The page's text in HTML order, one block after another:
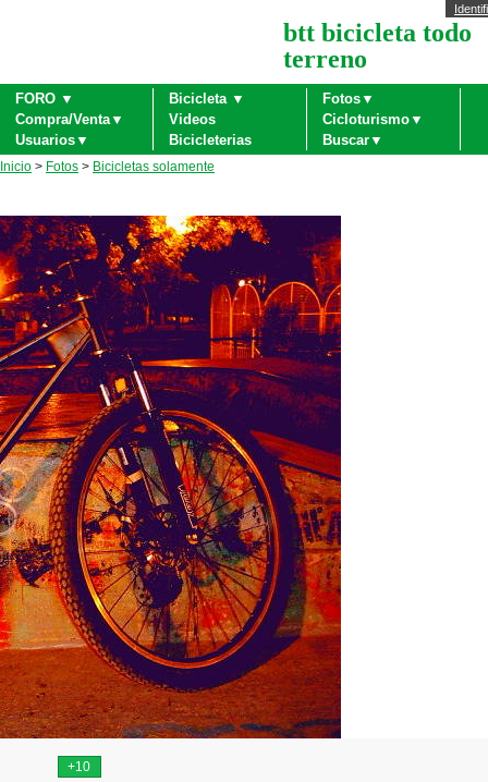
btt bicicleta todo
terreno
FORO ▼ Bicicleta ▼
Fotos▼
Compra/Venta▼
Videos
Cicloturismo▼
Usuarios▼
Bicicleterias Buscar▼
Inicio > Fotos > Bicicletas solamente